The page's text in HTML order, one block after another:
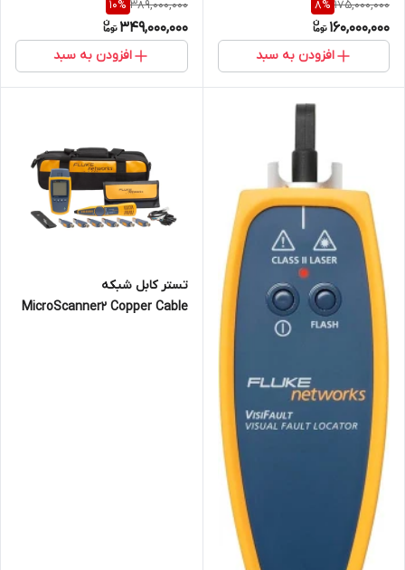
175,000,000
8%
160,000,000
افزودن به سبد
Tester LIQ-100
389,000,000
10%
349,000,000
افزودن به سبد
تستر کابل شبکه
MicroScanner2 Copper Cable